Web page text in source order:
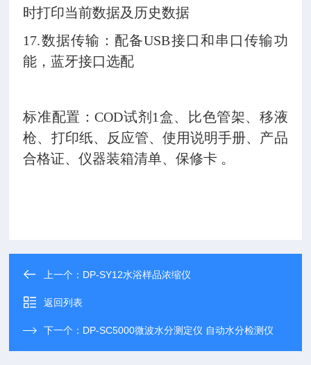
时打印当前数据及历史数据
17.数据传输：配备USB接口和串口传输功
能，蓝牙接口选配
标准配置：COD试剂1盒、比色管架、移液
枪、打印纸、反应管、使用说明手册、产品
合格证、仪器装箱清单、保修卡 。
上一个： DP-SY12水浴样品浓缩仪
返回列表
下一个： DP-SC5000微波水分测定仪 自动水分检测仪